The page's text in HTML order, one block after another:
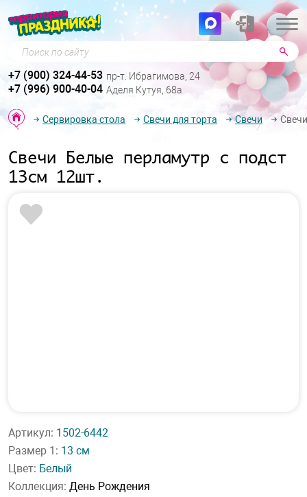
Поиск по сайту
+7 (900) 324-44-53 пр-т. Ибрагимова, 24
+7 (996) 900-40-04 Аделя Кутуя, 68а
Сервировка стола Свечи для торта Свечи
Свечи Белые перламутр с подст
13см 12шт.
Артикул: 1502-6442
Размер 1: 13 см
Цвет: Белый
Коллекция: День Рождения